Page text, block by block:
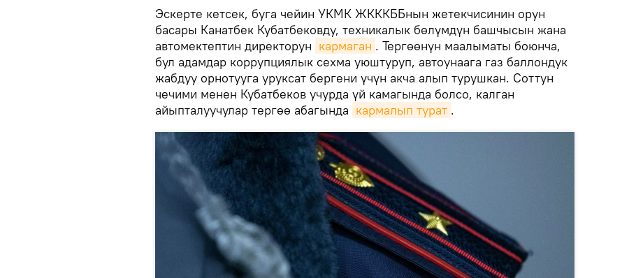
Эскерте кетсек, буга чейин УКМК ЖКККББнын жетекчисинин орун
басары Канатбек Кубатбековду, техникалык бөлүмдүн башчысын жана
автомектептин директорун кармаган . Тергөөнүн маалыматы боюнча,
бул адамдар коррупциялык сехма уюштуруп, автоунаага газ баллондук
жабдуу орнотууга уруксат бергени үчүн акча алып турушкан. Соттун
чечими менен Кубатбеков учурда үй камагында болсо, калган
айыпталуучулар тергөө абагында кармалып турат .